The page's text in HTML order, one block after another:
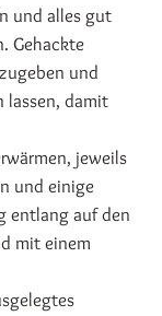
und alles gut
Gehackte
und
lassen, damit
jeweils
und einige
entlang auf den
mit einem